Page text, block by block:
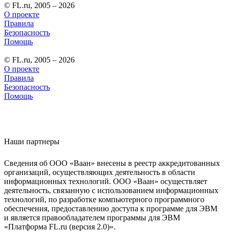
© FL.ru, 2005 – 2026
О проекте
Правила
Безопасность
Помощь
© FL.ru, 2005 – 2026
О проекте
Правила
Безопасность
Помощь
Наши партнеры
Сведения об ООО «Ваан» внесены в реестр аккредитованных
организаций, осуществляющих деятельность в области
информационных технологий. ООО «Ваан» осуществляет
деятельность, связанную с использованием информационных
технологий, по разработке компьютерного программного
обеспечения, предоставлению доступа к программе для ЭВМ
и является правообладателем программы для ЭВМ
«Платформа FL.ru (версия 2.0)».